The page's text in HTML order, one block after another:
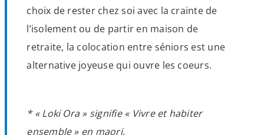
choix de rester chez soi avec la crainte de
l’isolement ou de partir en maison de
retraite, la colocation entre séniors est une
alternative joyeuse qui ouvre les coeurs.
* « Loki Ora » signifie « Vivre et habiter
ensemble » en maori.